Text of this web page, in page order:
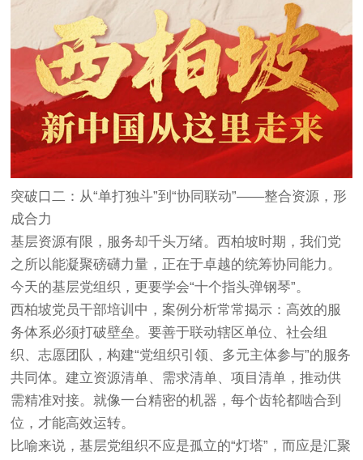
突破口二：从“单打独斗”到“协同联动”——整合资源，形
成合力
基层资源有限，服务却千头万绪。西柏坡时期，我们党
之所以能凝聚磅礴力量，正在于卓越的统筹协同能力。
今天的基层党组织，更要学会“十个指头弹钢琴”。
西柏坡党员干部培训中，案例分析常常揭示：高效的服
务体系必须打破壁垒。要善于联动辖区单位、社会组
织、志愿团队，构建“党组织引领、多元主体参与”的服务
共同体。建立资源清单、需求清单、项目清单，推动供
需精准对接。就像一台精密的机器，每个齿轮都啮合到
位，才能高效运转。
比喻来说，基层党组织不应是孤立的“灯塔”，而应是汇聚